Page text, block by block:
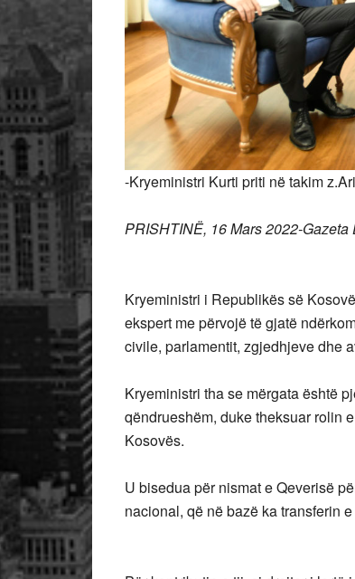
-Kryeministri Kurti priti në takim
PRISHTINË, 16 Mars 2022-Gazeta
Kryeministri i Republikës së
ekspert me përvojë të gjatë
civile, parlamentit, zgjedhjeve dhe
Kryeministri tha se mërgata është
qëndrueshëm, duke theksuar rolin
Kosovës.
U bisedua për nismat e Qeverisë
nacional, që në bazë ka transferin